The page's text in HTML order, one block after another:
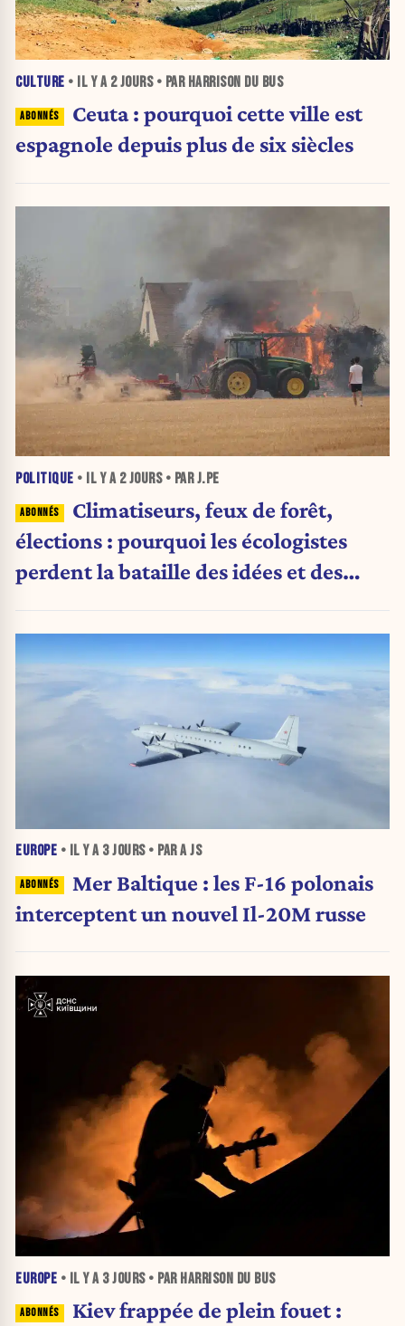
CULTURE • IL Y A 2 JOURS• PAR HARRISON DU BUS
Ceuta : pourquoi cette ville est
espagnole depuis plus de six siècles
POLITIQUE • IL Y A 2 JOURS• PAR J.PE
Climatiseurs, feux de forêt,
élections : pourquoi les écologistes
perdent la bataille des idées et des
EUROPE • IL Y A 3 JOURS• PAR A JS
Mer Baltique : les F-16 polonais
interceptent un nouvel Il-20M russe
EUROPE • IL Y A 3 JOURS• PAR HARRISON DU BUS
Kiev frappée de plein fouet :